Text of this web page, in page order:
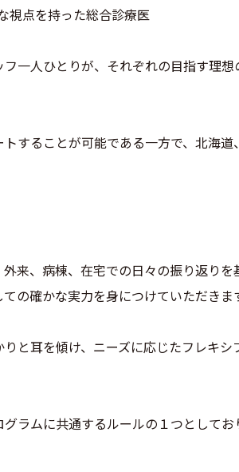
視点を持った総合診療医
一人ひとりが、それぞれの目指す理
することが可能である一方で、北海
来、病棟、在宅での日々の振り返り
の確かな実力を身につけていただきま
と耳を傾け、ニーズに応じたフレキ
ラムに共通するルールの１つとして